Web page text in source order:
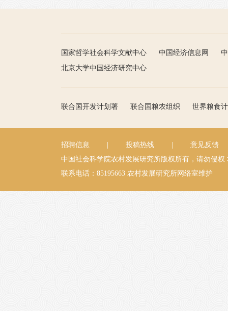
国家哲学社会科学文献中心 中国经济信息网
北京大学中国经济研究中心
联合国开发计划署 联合国粮农组织 世界粮食
招聘信息 投稿热线
意见反馈
中国社会科学院农村发展研究所版权所有，请勿侵权
联系电话：85195663 农村发展研究所网络室维护